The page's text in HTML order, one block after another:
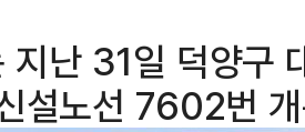
지난 31일 덕양구
설노선 7602번